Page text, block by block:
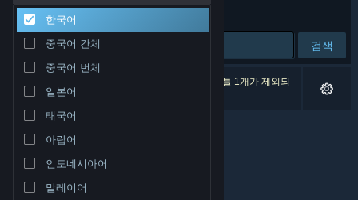
지원
언어 변경
Steam 모바일 앱 다운로드
PC 웹사이트 보기
한국어
중국어 간체
중국어 번체
일본어
태국어
아랍어
인도네시아어
말레이어
정렬 기준 연관성
검색
검색 결과가 0개 있습니다. 환경 설정에 따라 타이틀 1개가 제외되
었습니다.